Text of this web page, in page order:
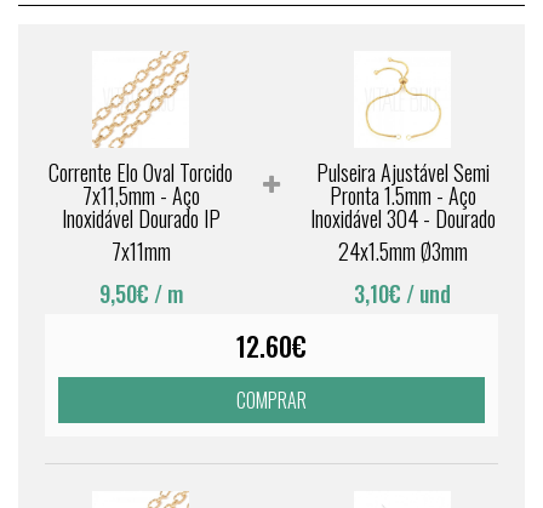
Corrente Elo Oval Torcido
7x11,5mm - Aço
Inoxidável Dourado IP
7x11mm
9,50€ / m
Pulseira Ajustável Semi
Pronta 1.5mm - Aço
Inoxidável 304 - Dourado
24x1.5mm Ø3mm
3,10€ / und
12.60€
COMPRAR